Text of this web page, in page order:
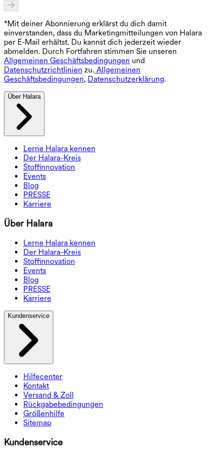
*Mit deiner Abonnierung erklärst du dich damit
einverstanden, dass du Marketingmitteilungen von Halara
per E-Mail erhältst. Du kannst dich jederzeit wieder
abmelden. Durch Fortfahren stimmen Sie unseren
Allgemeinen Geschäftsbedingungen und
Datenschutzrichtlinien zu. Allgemeinen
Geschäftsbedingungen, Datenschutzerklärung.
Über Halara
Lerne Halara kennen
Der Halara-Kreis
Stoffinnovation
Events
Blog
PRESSE
Karriere
Über Halara
Lerne Halara kennen
Der Halara-Kreis
Stoffinnovation
Events
Blog
PRESSE
Karriere
Kundenservice
Hilfecenter
Kontakt
Versand & Zoll
Rückgabebedingungen
Größenhilfe
Sitemap
Kundenservice